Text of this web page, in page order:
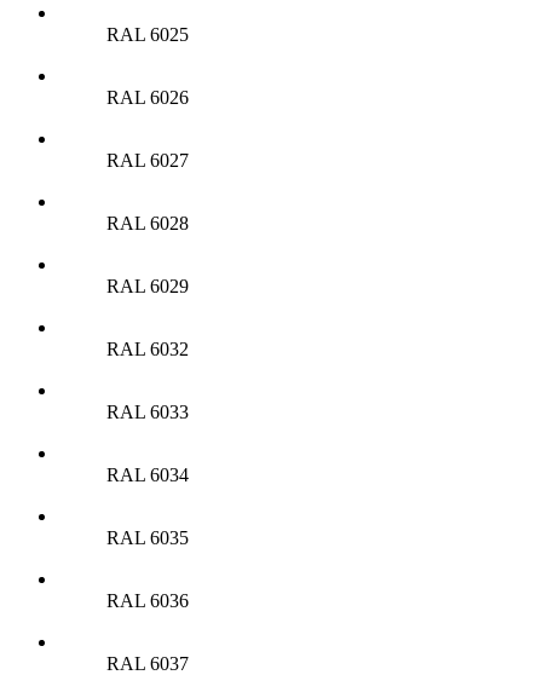
RAL 6025
RAL 6026
RAL 6027
RAL 6028
RAL 6029
RAL 6032
RAL 6033
RAL 6034
RAL 6035
RAL 6036
RAL 6037